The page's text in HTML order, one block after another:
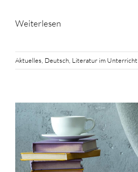
Weiterlesen
Aktuelles, Deutsch, Literatur im Unterricht